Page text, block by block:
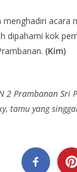
menghadiri acara
dipahami kok
(Kim)
2 Prambanan
tamu yang